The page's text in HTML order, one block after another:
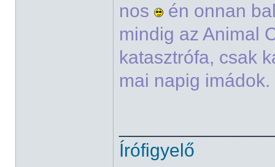
nos
én onnan
mindig az Animal
katasztrófa, csak
mai napig
Írófigyelő